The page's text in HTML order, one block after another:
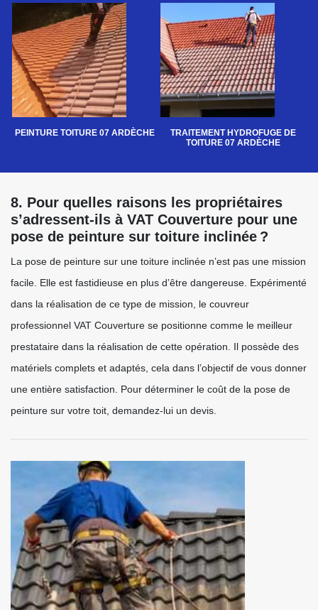
PEINTURE TOITURE 07 ARDÈCHE
TRAITEMENT HYDROFUGE DE
TOITURE 07 ARDÈCHE
8. Pour quelles raisons les propriétaires
s’adressent-ils à VAT Couverture pour une
pose de peinture sur toiture inclinée ?
La pose de peinture sur une toiture inclinée n’est pas une mission
facile. Elle est fastidieuse en plus d’être dangereuse. Expérimenté
dans la réalisation de ce type de mission, le couvreur
professionnel VAT Couverture se positionne comme le meilleur
prestataire dans la réalisation de cette opération. Il possède des
matériels complets et adaptés, cela dans l’objectif de vous donner
une entière satisfaction. Pour déterminer le coût de la pose de
peinture sur votre toit, demandez-lui un devis.